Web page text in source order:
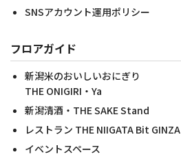
SNSアカウント運用ポリシー
フロアガイド
新潟米のおいしいおにぎり
THE ONIGIRI・Ya
新潟清酒・THE SAKE Stand
レストラン THE NIIGATA Bit GINZA
イベントスペース